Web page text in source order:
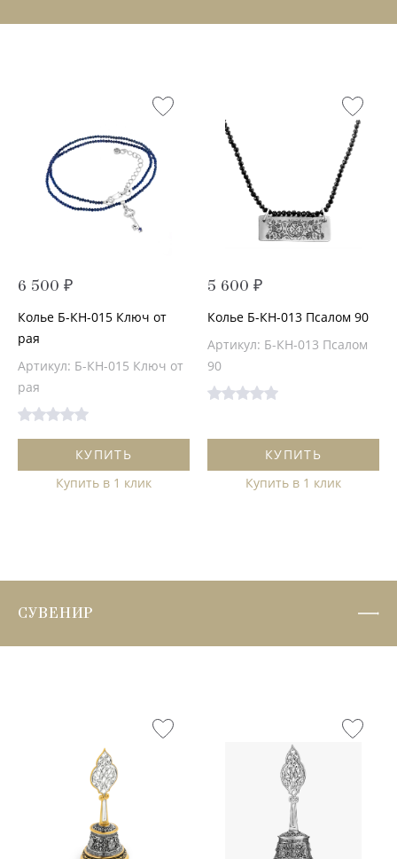
6 500 ₽
Колье Б-КН-015 Ключ от
рая
Артикул: Б-КН-015 Ключ от
рая
КУПИТЬ
Купить в 1 клик
5 600 ₽
Колье Б-КН-013 Псалом 90
Артикул: Б-КН-013 Псалом
90
КУПИТЬ
Купить в 1 клик
СУВЕНИР